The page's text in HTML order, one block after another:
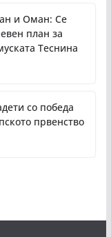
и Оман: Се
план за
Теснина
со победа
првенство